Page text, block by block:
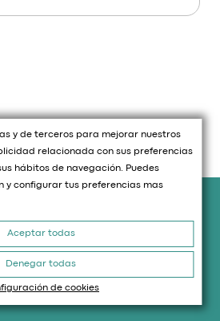
de Cookies
de privacidad
y de terceros para mejorar nuestros
relacionada con sus preferencias
hábitos de navegación. Puedes
y configurar tus preferencias mas
Aceptar todas
Denegar todas
de cookies